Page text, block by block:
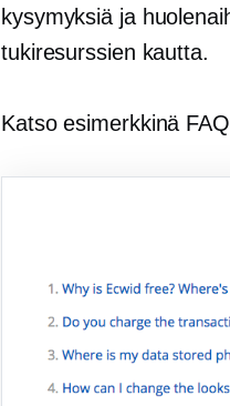
kysymyksiä ja
tukiresurssien kautta.
Katso esimerkkinä